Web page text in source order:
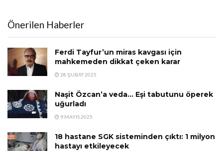
Önerilen Haberler
Ferdi Tayfur’un miras kavgası için
mahkemeden dikkat çeken karar
28 ŞUBAT 2025
Naşit Özcan’a veda… Eşi tabutunu öperek
uğurladı
9 MAYIS 2025
18 hastane SGK sisteminden çıktı: 1 milyon
hastayı etkileyecek